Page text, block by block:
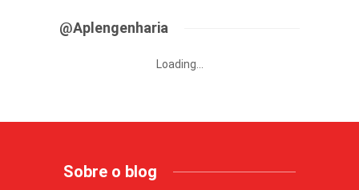
@Aplengenharia
Loading...
Sobre o blog